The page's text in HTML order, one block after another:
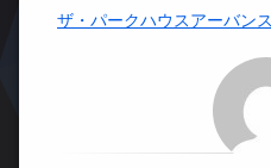
ザ・パークハウスアーバン